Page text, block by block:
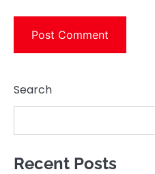
Search
Recent Posts